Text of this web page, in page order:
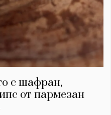
с шафран,
от пармезан